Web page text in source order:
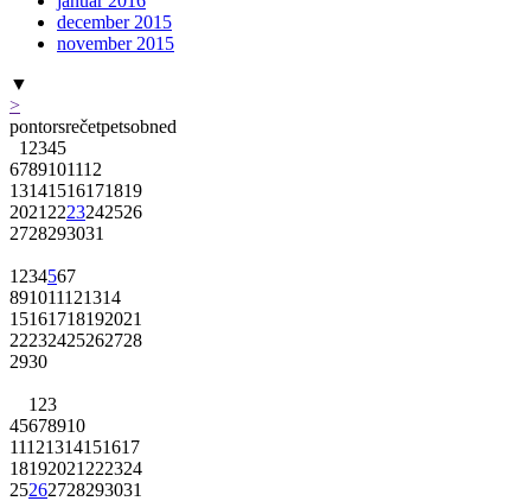
december 2015
november 2015
▼
>
pontorsrečetpetsobned
1 2345
6789101112
13141516171819
2021 2223242526
2728293031
1 234567
891011121314
15161718192021
22232425262728
2930
1 23
45678910
11121314151617
18192021 222324
25262728293031